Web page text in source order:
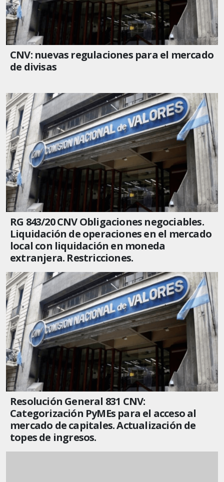
CNV: nuevas regulaciones para el mercado
de divisas
RG 843/20 CNV Obligaciones negociables.
Liquidación de operaciones en el mercado
local con liquidación en moneda
extranjera. Restricciones.
Resolución General 831 CNV:
Categorización PyMEs para el acceso al
mercado de capitales. Actualización de
topes de ingresos.